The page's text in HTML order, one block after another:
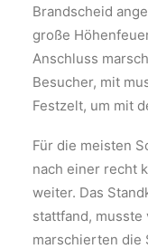
Brandscheid
große
Anschluss
Besucher, mit
Festzelt, um mit
Für die meisten
nach einer recht
weiter. Das
stattfand, musste
marschierten die